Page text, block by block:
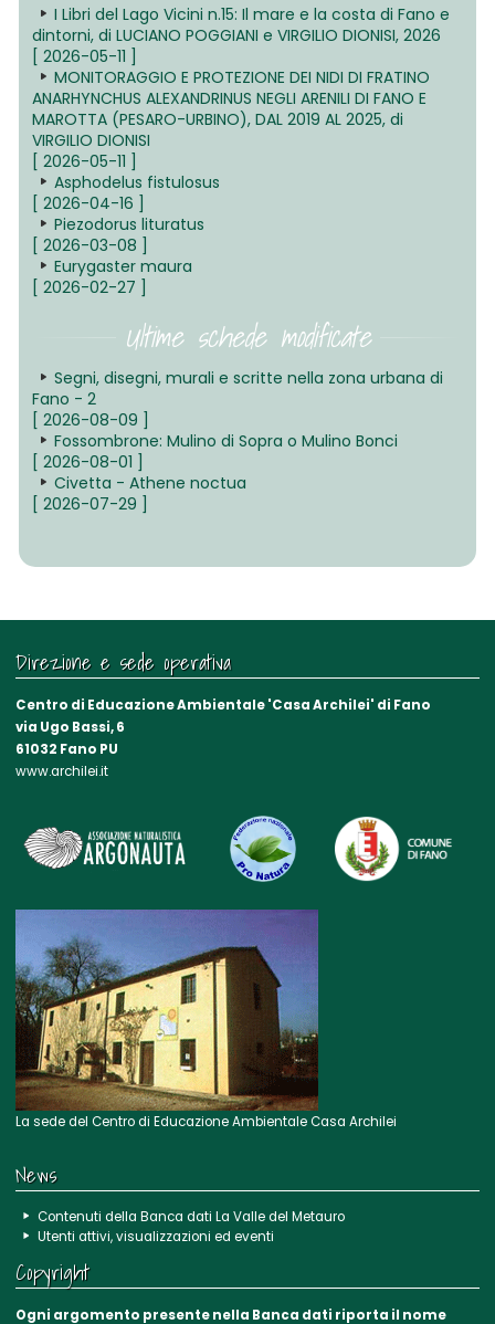
I Libri del Lago Vicini n.15: Il mare e la costa di Fano e
dintorni, di LUCIANO POGGIANI e VIRGILIO DIONISI, 2026
[ 2026-05-11 ]
MONITORAGGIO E PROTEZIONE DEI NIDI DI FRATINO
ANARHYNCHUS ALEXANDRINUS NEGLI ARENILI DI FANO E
MAROTTA (PESARO-URBINO), DAL 2019 AL 2025, di
VIRGILIO DIONISI
[ 2026-05-11 ]
Asphodelus fistulosus
[ 2026-04-16 ]
Piezodorus lituratus
[ 2026-03-08 ]
Eurygaster maura
[ 2026-02-27 ]
Ultime schede modificate
Segni, disegni, murali e scritte nella zona urbana di
Fano - 2
[ 2026-08-09 ]
Fossombrone: Mulino di Sopra o Mulino Bonci
[ 2026-08-01 ]
Civetta - Athene noctua
[ 2026-07-29 ]
Direzione e sede operativa
Centro di Educazione Ambientale 'Casa Archilei' di Fano
via Ugo Bassi, 6
61032 Fano PU
www.archilei.it
La sede del Centro di Educazione Ambientale Casa Archilei
News
Contenuti della Banca dati La Valle del Metauro
Utenti attivi, visualizzazioni ed eventi
Copyright
Ogni argomento presente nella Banca dati riporta il nome